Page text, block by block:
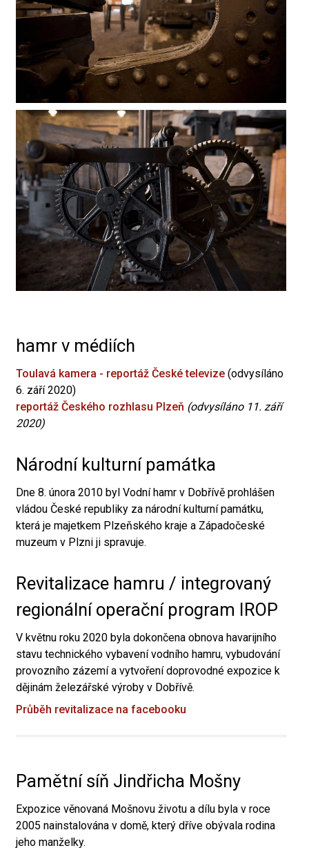
hamr v médiích
Toulavá kamera - reportáž České televize (odvysíláno
6. září 2020)
reportáž Českého rozhlasu Plzeň (odvysíláno 11. září
2020)
Národní kulturní památka
Dne 8. února 2010 byl Vodní hamr v Dobřívě prohlášen
vládou České republiky za národní kulturní památku,
která je majetkem Plzeňského kraje a Západočeské
muzeum v Plzni ji spravuje.
Revitalizace hamru / integrovaný
regionální operační program IROP
V květnu roku 2020 byla dokončena obnova havarijního
stavu technického vybavení vodního hamru, vybudování
provozního zázemí a vytvoření doprovodné expozice k
dějinám železářské výroby v Dobřívě.
Průběh revitalizace na facebooku
Pamětní síň Jindřicha Mošny
Expozice věnovaná Mošnovu životu a dílu byla v roce
2005 nainstalována v domě, který dříve obývala rodina
jeho manželky.